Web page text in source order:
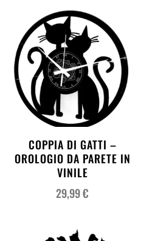
COPPIA DI GATTI –
OROLOGIO DA PARETE IN
VINILE
29,99€